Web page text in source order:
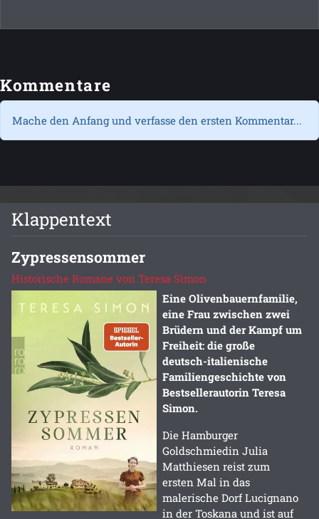
Kommentare
Mache den Anfang und verfasse den ersten Kommentar...
Klappentext
Zypressensommer
Historische Romane von Teresa Simon
Eine Olivenbauernfamilie,
eine Frau zwischen zwei
Brüdern und der Kampf um
Freiheit: die große
deutsch-italienische
Familiengeschichte von
Bestsellerautorin Teresa
Simon.
Die Hamburger
Goldschmiedin Julia
Matthiesen reist zum
ersten Mal in das
malerische Dorf Lucignano
in der Toskana und ist auf